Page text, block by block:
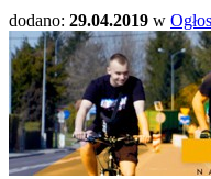
dodano: 29.04.2019 w